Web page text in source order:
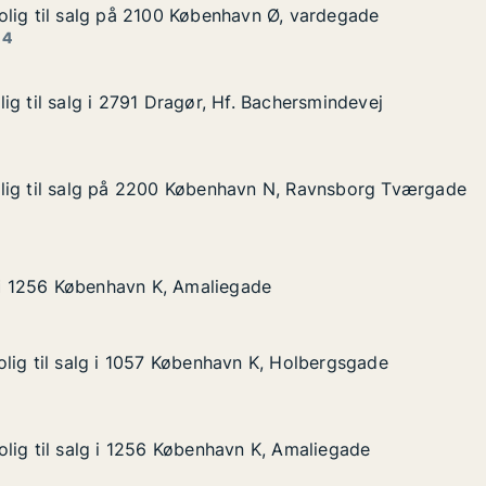
Ø, vardegade
2100 København Ø, vardegade
til salg på 2100 København Ø, vardegade
til salg på 2100 København Ø, vardegade
Dragør, Hf. Bachersmindevej
til salg i 2791 Dragør, Hf. Bachersmindevej
til salg i 2791 Dragør, Hf. Bachersmindevej
N, Ravnsborg Tværgade
2200 København N, Ravnsborg Tværgade
til salg på 2200 København N, Ravnsborg Tværgade
til salg på 2200 København N, Ravnsborg Tværgade
K, Amaliegade
København K, Amaliegade
København K, Amaliegade
Holbergsgade
1057 København K, Holbergsgade
til salg i 1057 København K, Holbergsgade
til salg i 1057 København K, Holbergsgade
K, Amaliegade
1256 København K, Amaliegade
til salg i 1256 København K, Amaliegade
til salg i 1256 København K, Amaliegade